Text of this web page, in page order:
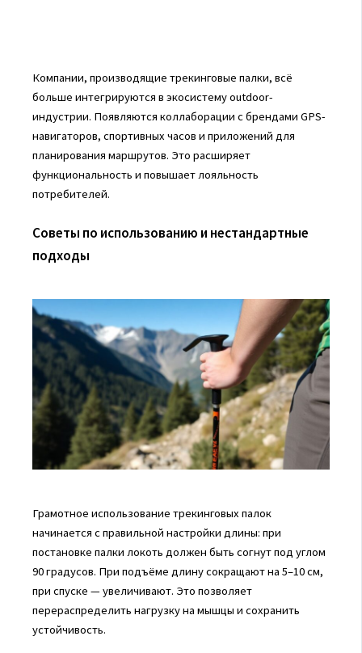
Компании, производящие трекинговые палки, всё
больше интегрируются в экосистему outdoor-
индустрии. Появляются коллаборации с брендами GPS-
навигаторов, спортивных часов и приложений для
планирования маршрутов. Это расширяет
функциональность и повышает лояльность
потребителей.
Советы по использованию и нестандартные
подходы
Грамотное использование трекинговых палок
начинается с правильной настройки длины: при
постановке палки локоть должен быть согнут под углом
90 градусов. При подъёме длину сокращают на 5–10 см,
при спуске — увеличивают. Это позволяет
перераспределить нагрузку на мышцы и сохранить
устойчивость.